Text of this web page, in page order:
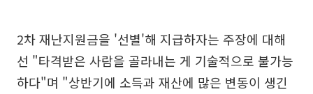
2차 재난지원금을 '선별'해 지급하자는 주장에 대해
선 "타격받은 사람을 골라내는 게 기술적으로 불가능
하다"며 "상반기에 소득과 재산에 많은 변동이 생긴